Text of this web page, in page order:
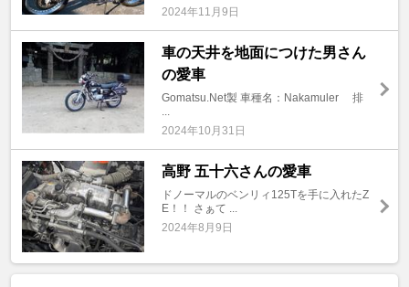
2024年11月9日
車の天井を地面につけた男さん
の愛車
Gomatsu.Net製 車種名：Nakamuler 排
2024年10月31日
高野 五十六さんの愛車
ドノーマルのベンリィ125Tを手に入れたZ
E！！ さぁて ...
2024年8月9日